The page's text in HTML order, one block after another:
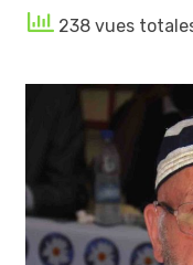
238 vues